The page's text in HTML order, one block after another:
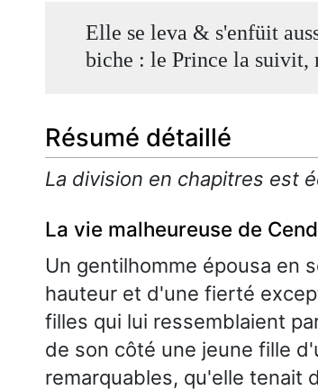
Elle se leva & s'enfüit
biche : le Prince la suivit,
Résumé détaillé
La division en chapitres est
La vie malheureuse de
Un gentilhomme épousa en
hauteur et d'une fierté
filles qui lui ressemblaient
de son côté une jeune fille
remarquables, qu'elle tenait